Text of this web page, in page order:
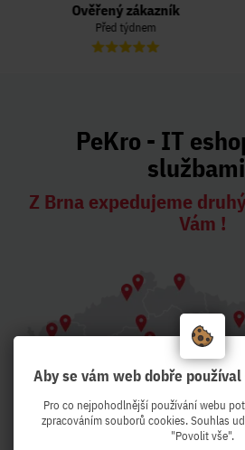
Ověřený zákazník
Před týdnem
PeKro - IT
Z Brna expedujeme
Vám !
Aby se vám web dobře
Pro co nejpohodlnější používání webu
zpracováním souborů cookies. Souhlas
"Povolit vše".